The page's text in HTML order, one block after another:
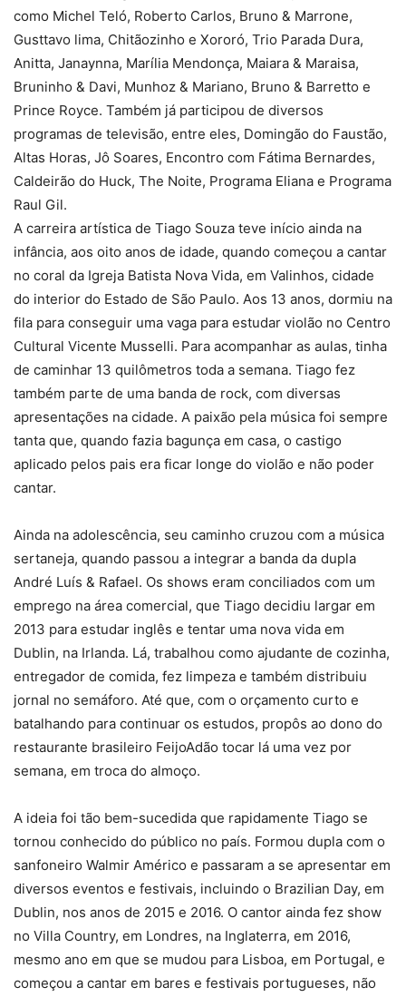
como Michel Teló, Roberto Carlos, Bruno & Marrone,
Gusttavo lima, Chitãozinho e Xororó, Trio Parada Dura,
Anitta, Janaynna, Marília Mendonça, Maiara & Maraisa,
Bruninho & Davi, Munhoz & Mariano, Bruno & Barretto e
Prince Royce. Também já participou de diversos
programas de televisão, entre eles, Domingão do Faustão,
Altas Horas, Jô Soares, Encontro com Fátima Bernardes,
Caldeirão do Huck, The Noite, Programa Eliana e Programa
Raul Gil.
A carreira artística de Tiago Souza teve início ainda na
infância, aos oito anos de idade, quando começou a cantar
no coral da Igreja Batista Nova Vida, em Valinhos, cidade
do interior do Estado de São Paulo. Aos 13 anos, dormiu na
fila para conseguir uma vaga para estudar violão no Centro
Cultural Vicente Musselli. Para acompanhar as aulas, tinha
de caminhar 13 quilômetros toda a semana. Tiago fez
também parte de uma banda de rock, com diversas
apresentações na cidade. A paixão pela música foi sempre
tanta que, quando fazia bagunça em casa, o castigo
aplicado pelos pais era ficar longe do violão e não poder
cantar.
Ainda na adolescência, seu caminho cruzou com a música
sertaneja, quando passou a integrar a banda da dupla
André Luís & Rafael. Os shows eram conciliados com um
emprego na área comercial, que Tiago decidiu largar em
2013 para estudar inglês e tentar uma nova vida em
Dublin, na Irlanda. Lá, trabalhou como ajudante de cozinha,
entregador de comida, fez limpeza e também distribuiu
jornal no semáforo. Até que, com o orçamento curto e
batalhando para continuar os estudos, propôs ao dono do
restaurante brasileiro FeijoAdão tocar lá uma vez por
semana, em troca do almoço.
A ideia foi tão bem-sucedida que rapidamente Tiago se
tornou conhecido do público no país. Formou dupla com o
sanfoneiro Walmir Américo e passaram a se apresentar em
diversos eventos e festivais, incluindo o Brazilian Day, em
Dublin, nos anos de 2015 e 2016. O cantor ainda fez show
no Villa Country, em Londres, na Inglaterra, em 2016,
mesmo ano em que se mudou para Lisboa, em Portugal, e
começou a cantar em bares e festivais portugueses, não